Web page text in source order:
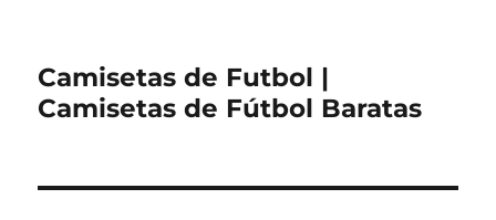
Camisetas de Futbol |
Camisetas de Fútbol Baratas